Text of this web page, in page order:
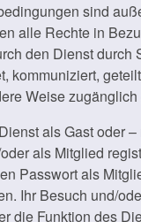
sind
alle Rechte in
den Dienst durch
kommuniziert,
Weise
als Gast oder
als Mitglied
Passwort als
Ihr Besuch und/
die Funktion des